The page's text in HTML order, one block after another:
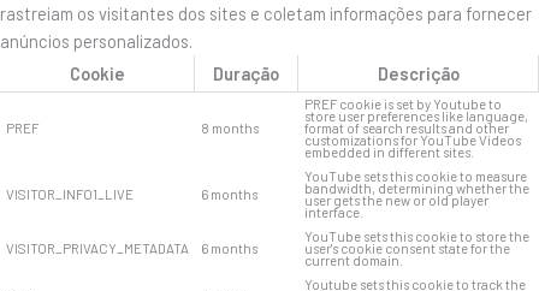
rastreiam os visitantes dos sites e coletam informações para fornecer
anúncios personalizados.
Cookie
Duração Descrição
PREF 8 months
PREF cookie is set by Youtube to
store user preferences like language,
format of search results and other
customizations for YouTube Videos
embedded in different sites.
VISITOR_INFO1_LIVE 6 months
YouTube sets this cookie to measure
bandwidth, determining whether the
user gets the new or old player
interface.
VISITOR_PRIVACY_METADATA 6 months
YouTube sets this cookie to store the
user's cookie consent state for the
current domain.
Youtube sets this cookie to track the